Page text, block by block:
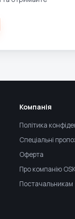
Компанія
Політика
Спеціальні
Оферта
Про компанію
Постачальникам